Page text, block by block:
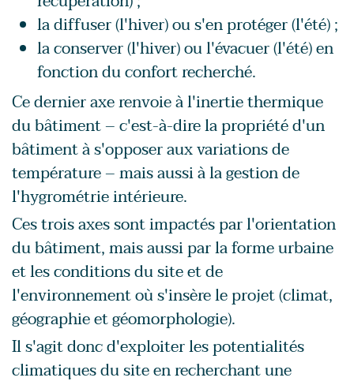
la diffuser (l'hiver) ou s'en protéger (l'été) ;
la conserver (l'hiver) ou l'évacuer (l'été) en
fonction du confort recherché.
Ce dernier axe renvoie à l'inertie thermique
du bâtiment – c'est-à-dire la propriété d'un
bâtiment à s'opposer aux variations de
température – mais aussi à la gestion de
l'hygrométrie intérieure.
Ces trois axes sont impactés par l'orientation
du bâtiment, mais aussi par la forme urbaine
et les conditions du site et de
l'environnement où s'insère le projet (climat,
géographie et géomorphologie).
Il s'agit donc d'exploiter les potentialités
climatiques du site en recherchant une